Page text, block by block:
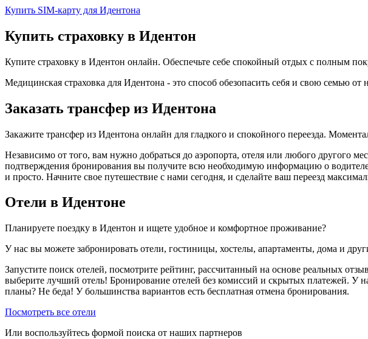
Купить SIM-карту для Идентона
Купить страховку в Идентон
Купите страховку в Идентон онлайн. Обеспечьте себе спокойный отдых с полным
Медицинская страховка для Идентона - это способ обезопасить себя и свою семью от
Заказать трансфер из Идентона
Закажите трансфер из Идентона онлайн для гладкого и спокойного переезда.
Независимо от того, вам нужно добраться до аэропорта, отеля или любого другого
подтверждения бронирования вы получите всю необходимую информацию о
и просто. Начните свое путешествие с нами сегодня, и сделайте ваш переезд
Отели в Идентоне
Планируете поездку в Идентон и ищете удобное и комфортное проживание?
У нас вы можете забронировать отели, гостиницы, хостелы, апартаменты, дома и
Запустите поиск отелей, посмотрите рейтинг, рассчитанный на основе реальных
выберите лучший отель! Бронирование отелей без комиссий и скрытых платежей. У
планы? Не беда! У большинства вариантов есть бесплатная отмена бронирования.
Посмотреть все отели
Или воспользуйтесь формой поиска от наших партнеров